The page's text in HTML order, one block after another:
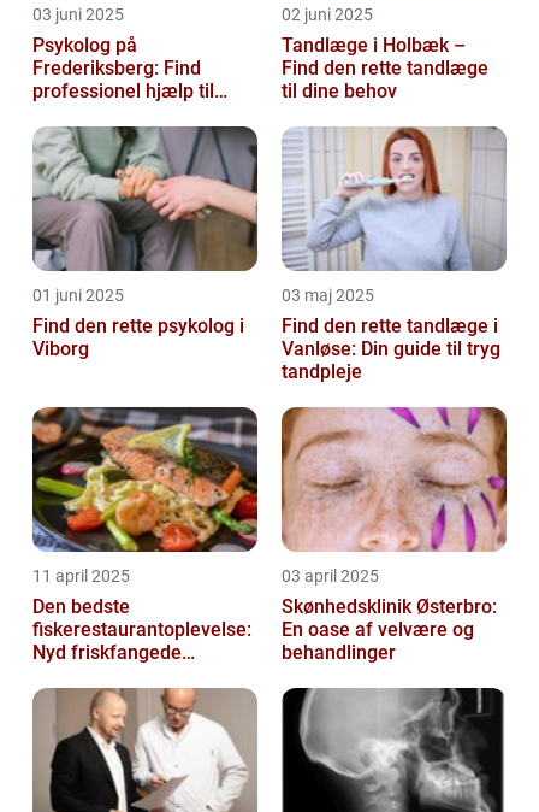
03 juni 2025
Psykolog på
Frederiksberg: Find
professionel hjælp til
02 juni 2025
Tandlæge i Holbæk –
Find den rette tandlæge
til dine behov
01 juni 2025
Find den rette psykolog i
Viborg
03 maj 2025
Find den rette tandlæge i
Vanløse: Din guide til tryg
tandpleje
11 april 2025
Den bedste
fiskerestaurantoplevelse:
Nyd friskfangede
03 april 2025
Skønhedsklinik Østerbro:
En oase af velvære og
behandlinger